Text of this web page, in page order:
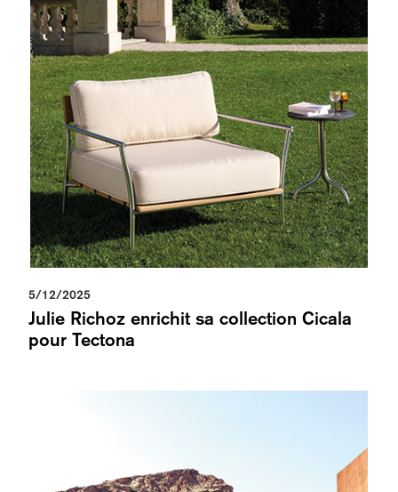
5/12/2025
Julie Richoz enrichit sa collection Cicala
pour Tectona